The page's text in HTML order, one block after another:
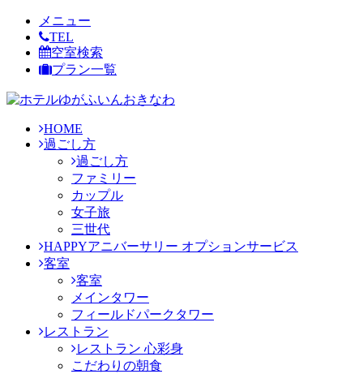
メニュー
TEL
空室検索
プラン一覧
HOME
過ごし方
過ごし方
ファミリー
カップル
女子旅
三世代
HAPPYアニバーサリー オプションサービス
客室
客室
メインタワー
フィールドパークタワー
レストラン
レストラン 心彩身
こだわりの朝食